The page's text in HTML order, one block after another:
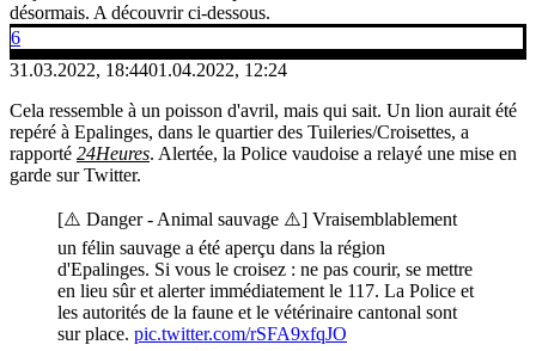
désormais. A découvrir ci-dessous.
6
31.03.2022, 18:4401.04.2022, 12:24
Cela ressemble à un poisson d'avril, mais qui sait. Un lion aurait été
repéré à Epalinges, dans le quartier des Tuileries/Croisettes, a
rapporté 24Heures. Alertée, la Police vaudoise a relayé une mise en
garde sur Twitter.
[⚠️ Danger - Animal sauvage ⚠️] Vraisemblablement
un félin sauvage a été aperçu dans la région
d'Epalinges. Si vous le croisez : ne pas courir, se mettre
en lieu sûr et alerter immédiatement le 117. La Police et
les autorités de la faune et le vétérinaire cantonal sont
sur place. pic.twitter.com/rSFA9xfqJO